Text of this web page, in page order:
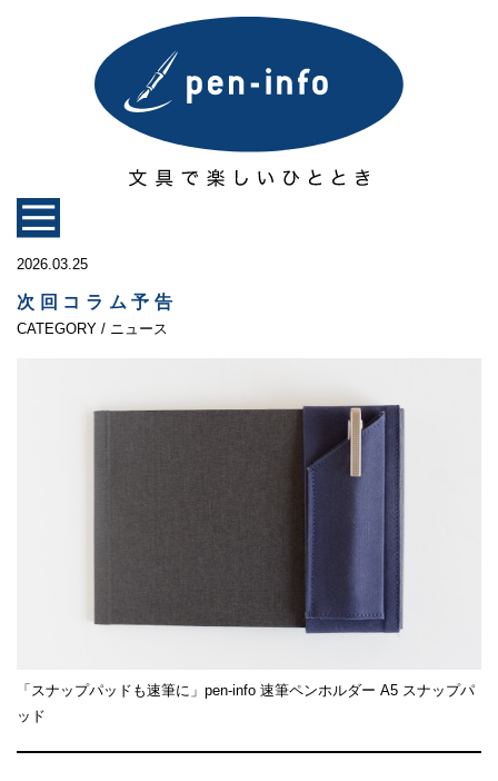
2026.03.25
次回コラム予告
CATEGORY / ニュース
「スナップパッドも速筆に」pen-info 速筆ペンホルダー A5 スナップパ
ッド